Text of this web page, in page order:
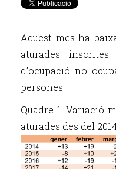
Aquest mes ha
aturades
d’ocupació no
persones.
Quadre 1: Variació
aturades des del